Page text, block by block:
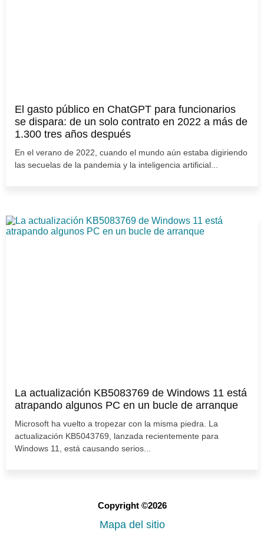
El gasto público en ChatGPT para funcionarios
se dispara: de un solo contrato en 2022 a más de
1.300 tres años después
En el verano de 2022, cuando el mundo aún estaba digiriendo
las secuelas de la pandemia y la inteligencia artificial...
La actualización KB5083769 de Windows 11 está
atrapando algunos PC en un bucle de arranque
Microsoft ha vuelto a tropezar con la misma piedra. La
actualización KB5043769, lanzada recientemente para
Windows 11, está causando serios...
Copyright ©2026
Mapa del sitio